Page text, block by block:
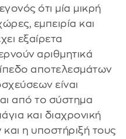
ότι μία μικρή
εμπειρία και
εξαίρετα
αριθμητικά
αποτελεσμάτων
είναι
από το σύστημα
και διαχρονική
η υποστήριξή τους